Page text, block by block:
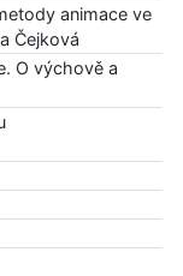
animace ve
Čejková
O výchově a